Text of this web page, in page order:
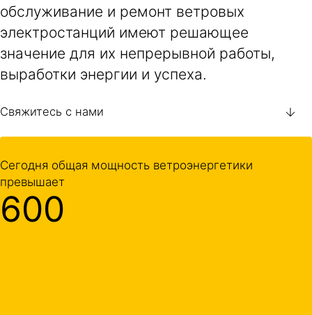
обслуживание и ремонт ветровых
электростанций имеют решающее
значение для их непрерывной работы,
выработки энергии и успеха.
Свяжитесь с нами
Сегодня общая мощность ветроэнергетики
превышает
600